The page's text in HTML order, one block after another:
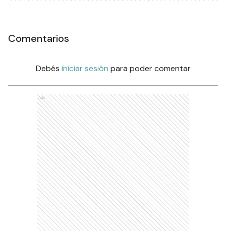
Comentarios
Debés iniciar sesión para poder comentar
Ads